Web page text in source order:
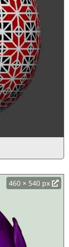
460 × 540 px